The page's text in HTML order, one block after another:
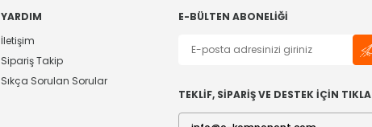
YARDIM
İletişim
Sipariş Takip
Sıkça Sorulan Sorular
E-BÜLTEN ABONELIĞI
TEKLİF, SİPARİŞ VE DESTEK İÇİN TIKLA